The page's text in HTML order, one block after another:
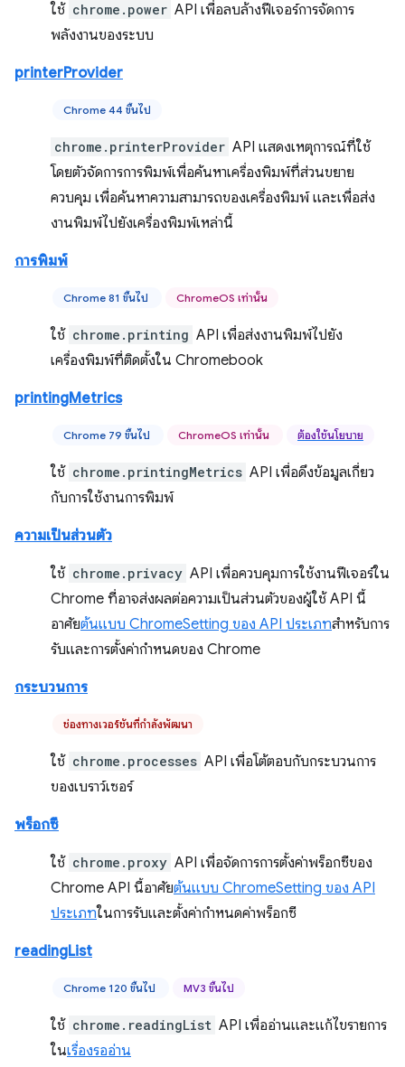
ใช้ chrome.power API เพื่อลบล้างฟีเจอร์การจัดการ
พลังงานของระบบ
printerProvider
Chrome 44 ขึ้นไป
chrome.printerProvider API แสดงเหตุการณ์ที่ใช้
โดยตัวจัดการการพิมพ์เพื่อค้นหาเครื่องพิมพ์ที่ส่วนขยาย
ควบคุม เพื่อค้นหาความสามารถของเครื่องพิมพ์ และเพื่อส่ง
งานพิมพ์ไปยังเครื่องพิมพ์เหล่านี้
การพิมพ์
Chrome 81 ขึ้นไป ChromeOS เท่านั้น
ใช้ chrome.printing API เพื่อส่งงานพิมพ์ไปยัง
เครื่องพิมพ์ที่ติดตั้งใน Chromebook
printingMetrics
Chrome 79 ขึ้นไป ChromeOS เท่านั้น ต้องใช้นโยบาย
ใช้ chrome.printingMetrics API เพื่อดึงข้อมูลเกี่ยว
กับการใช้งานการพิมพ์
ความเป็นส่วนตัว
ใช้ chrome.privacy API เพื่อควบคุมการใช้งานฟีเจอร์ใน
Chrome ที่อาจส่งผลต่อความเป็นส่วนตัวของผู้ใช้ API นี้
อาศัยต้นแบบ ChromeSetting ของ API ประเภทสำหรับการ
รับและการตั้งค่ากำหนดของ Chrome
กระบวนการ
ช่องทางเวอร์ชันที่กำลังพัฒนา
ใช้ chrome.processes API เพื่อโต้ตอบกับกระบวนการ
ของเบราว์เซอร์
พร็อกซี
ใช้ chrome.proxy API เพื่อจัดการการตั้งค่าพร็อกซีของ
Chrome API นี้อาศัยต้นแบบ ChromeSetting ของ API
ประเภทในการรับและตั้งค่ากำหนดค่าพร็อกซี
readingList
Chrome 120 ขึ้นไป MV3 ขึ้นไป
ใช้ chrome.readingList API เพื่ออ่านและแก้ไขรายการ
ในเรื่องรออ่าน